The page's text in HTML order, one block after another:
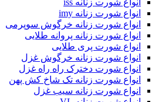
انواع شورت زنانه iss
انواع شورت زنانه imy
انواع شورت زنانه خرگوش سوپرمی
انواع شورت زنانه پروانه طلایی
انواع شورت پری طلایی
انواع شورت زنانه خرگوش غزل
انواع شورت دخترک راه راه غزل
انواع شورت زنانه تک شاخ کش پهن
انواع شورت زنانه سیب غزل